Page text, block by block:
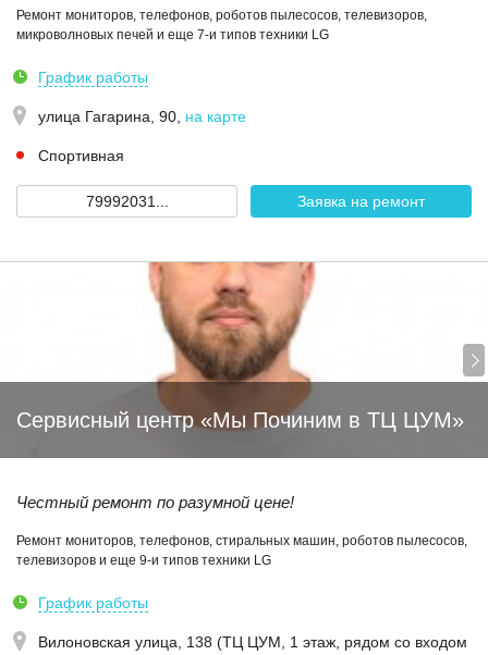
Ремонт мониторов, телефонов, роботов пылесосов, телевизоров,
микроволновых печей и еще 7-и типов техники LG
График работы
улица Гагарина, 90 на карте
Спортивная
79992031... Заявка на ремонт
Сервисный центр «Мы Починим в ТЦ ЦУМ»
Честный ремонт по разумной цене!
Ремонт мониторов, телефонов, стиральных машин, роботов пылесосов,
телевизоров и еще 9-и типов техники LG
График работы
Вилоновская улица, 138 (ТЦ ЦУМ, 1 этаж, рядом со входом